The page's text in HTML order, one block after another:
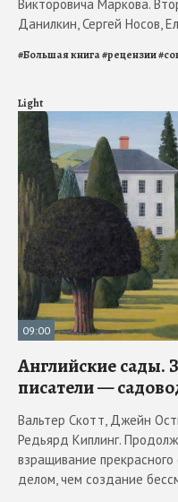
Викторовича Маркова.
Данилкин, Сергей Носов,
#Большая книга#рецензии#
Light
09:00
Английские сады.
писатели —
Вальтер Скотт, Джейн
Редьярд Киплинг.
взращивание
делом, чем создание